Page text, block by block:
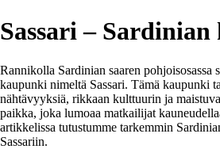
Sassari – Sardinian
Rannikolla Sardinian saaren pohjoisosassa
kaupunki nimeltä Sassari. Tämä kaupunki
nähtävyyksiä, rikkaan kulttuurin ja
paikka, joka lumoaa matkailijat
artikkelissa tutustumme tarkemmin
Sassariin.